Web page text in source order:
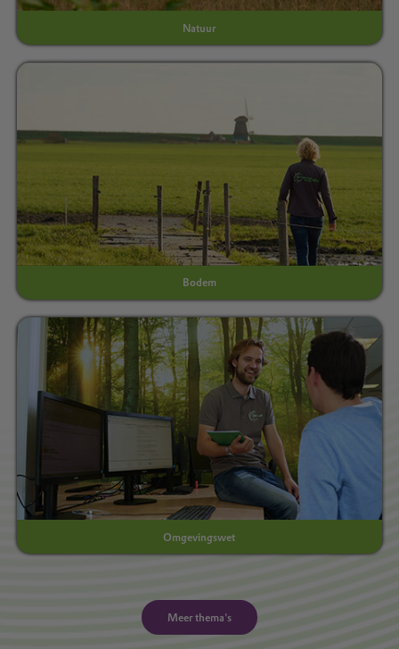
Natuur
Bodem
Omgevingswet
Meer thema's